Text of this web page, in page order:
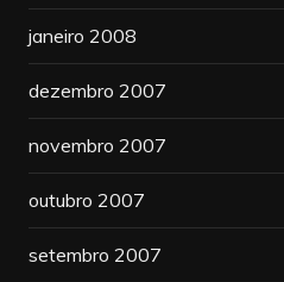
janeiro 2008
dezembro 2007
novembro 2007
outubro 2007
setembro 2007